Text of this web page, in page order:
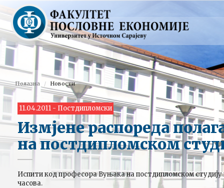
Полазна Новости
11.04.2011 - Постдипломски
Измјене распореда
на постдипломском
Испити код професора Вуњака на постдипломском студију
часова.